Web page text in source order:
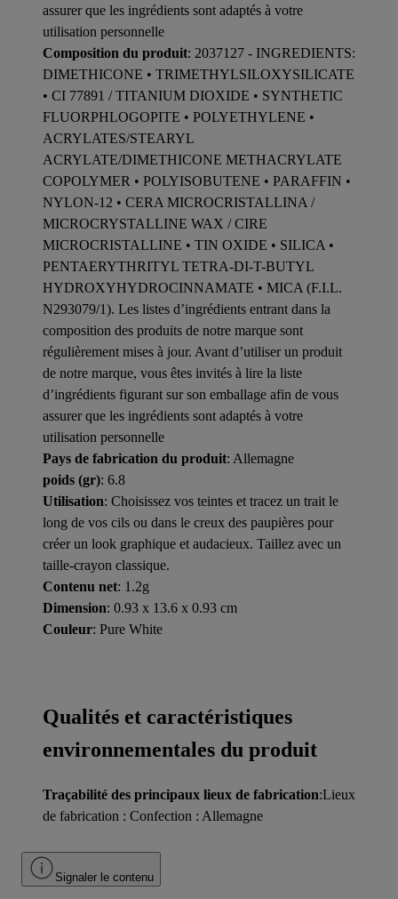
assurer que les ingrédients sont adaptés à votre
utilisation personnelle
Composition du produit: 2037127 - INGREDIENTS:
DIMETHICONE • TRIMETHYLSILOXYSILICATE
• CI 77891 / TITANIUM DIOXIDE • SYNTHETIC
FLUORPHLOGOPITE • POLYETHYLENE •
ACRYLATES/STEARYL
ACRYLATE/DIMETHICONE METHACRYLATE
COPOLYMER • POLYISOBUTENE • PARAFFIN •
NYLON-12 • CERA MICROCRISTALLINA /
MICROCRYSTALLINE WAX / CIRE
MICROCRISTALLINE • TIN OXIDE • SILICA •
PENTAERYTHRITYL TETRA-DI-T-BUTYL
HYDROXYHYDROCINNAMATE • MICA (F.I.L.
N293079/1). Les listes d’ingrédients entrant dans la
composition des produits de notre marque sont
régulièrement mises à jour. Avant d’utiliser un produit
de notre marque, vous êtes invités à lire la liste
d’ingrédients figurant sur son emballage afin de vous
assurer que les ingrédients sont adaptés à votre
utilisation personnelle
Pays de fabrication du produit: Allemagne
poids (gr): 6.8
Utilisation: Choisissez vos teintes et tracez un trait le
long de vos cils ou dans le creux des paupières pour
créer un look graphique et audacieux. Taillez avec un
taille-crayon classique.
Contenu net: 1.2g
Dimension: 0.93 x 13.6 x 0.93 cm
Couleur: Pure White
Qualités et caractéristiques
environnementales du produit
Traçabilité des principaux lieux de fabrication:Lieux
de fabrication : Confection : Allemagne
Signaler le contenu